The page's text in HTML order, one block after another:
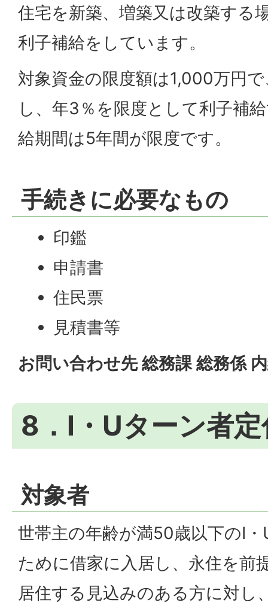
住宅を新築、増築又は改築する
利子補給をしています。
対象資金の限度額は1,000万円
し、年3％を限度として利子補
給期間は5年間が限度です。
手続きに必要なもの
印鑑
申請書
住民票
見積書等
お問い合わせ先 総務課 総務係
8．I・Uターン者
対象者
世帯主の年齢が満50歳以下のI
ために借家に入居し、永住を前
居住する見込みのある方に対し